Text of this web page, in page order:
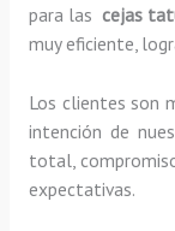
para las cejas
muy eficiente,
Los clientes son
intención de
total,
expectativas.